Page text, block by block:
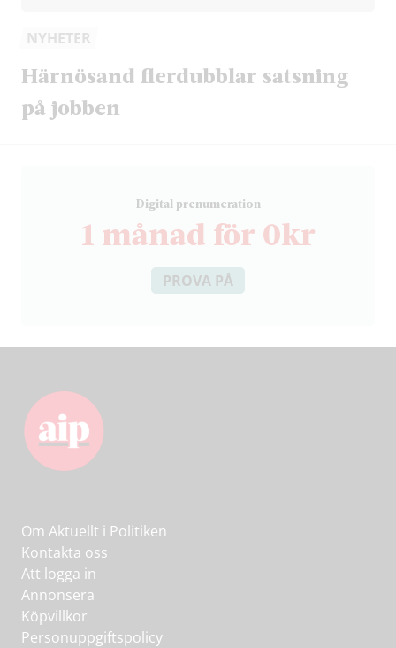
NYHETER
Härnösand flerdubblar satsning
på jobben
Digital prenumeration
1 månad för 0kr
PROVA PÅ
Om Aktuellt i Politiken
Kontakta oss
Att logga in
Annonsera
Köpvillkor
Personuppgiftspolicy